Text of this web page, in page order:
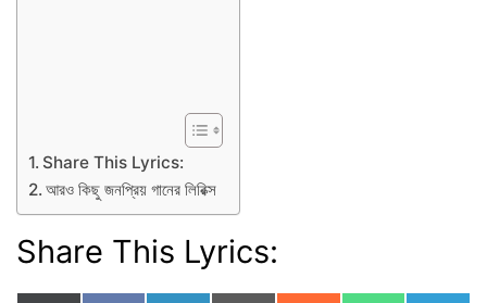
Share This Lyrics:
আরও কিছু জনপ্রিয় গানের লিরিক্স
Share This Lyrics: